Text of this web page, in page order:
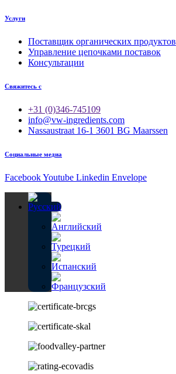
Услуги
Поставщик органических продуктов
Управление цепочками поставок
Консультации
Свяжитесь с
+31 (0)346-745109
info@vw-ingredients.com
Nassaustraat 16-1 3601 BG Maarssen
Социальные медиа
FacebookYoutube Linkedin Envelope